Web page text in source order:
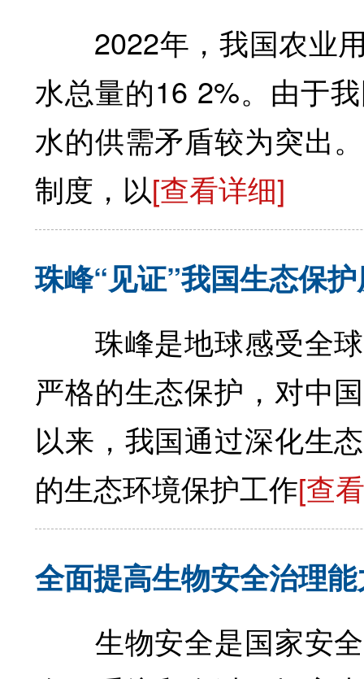
2022年，我国农业用
水总量的16 2%。由于
水的供需矛盾较为突出
制度，以[查看详细]
珠峰“见证”我国生态保
珠峰是地球感受全球
严格的生态保护，对中
以来，我国通过深化生
的生态环境保护工作[查
全面提高生物安全治理
生物安全是国家安全